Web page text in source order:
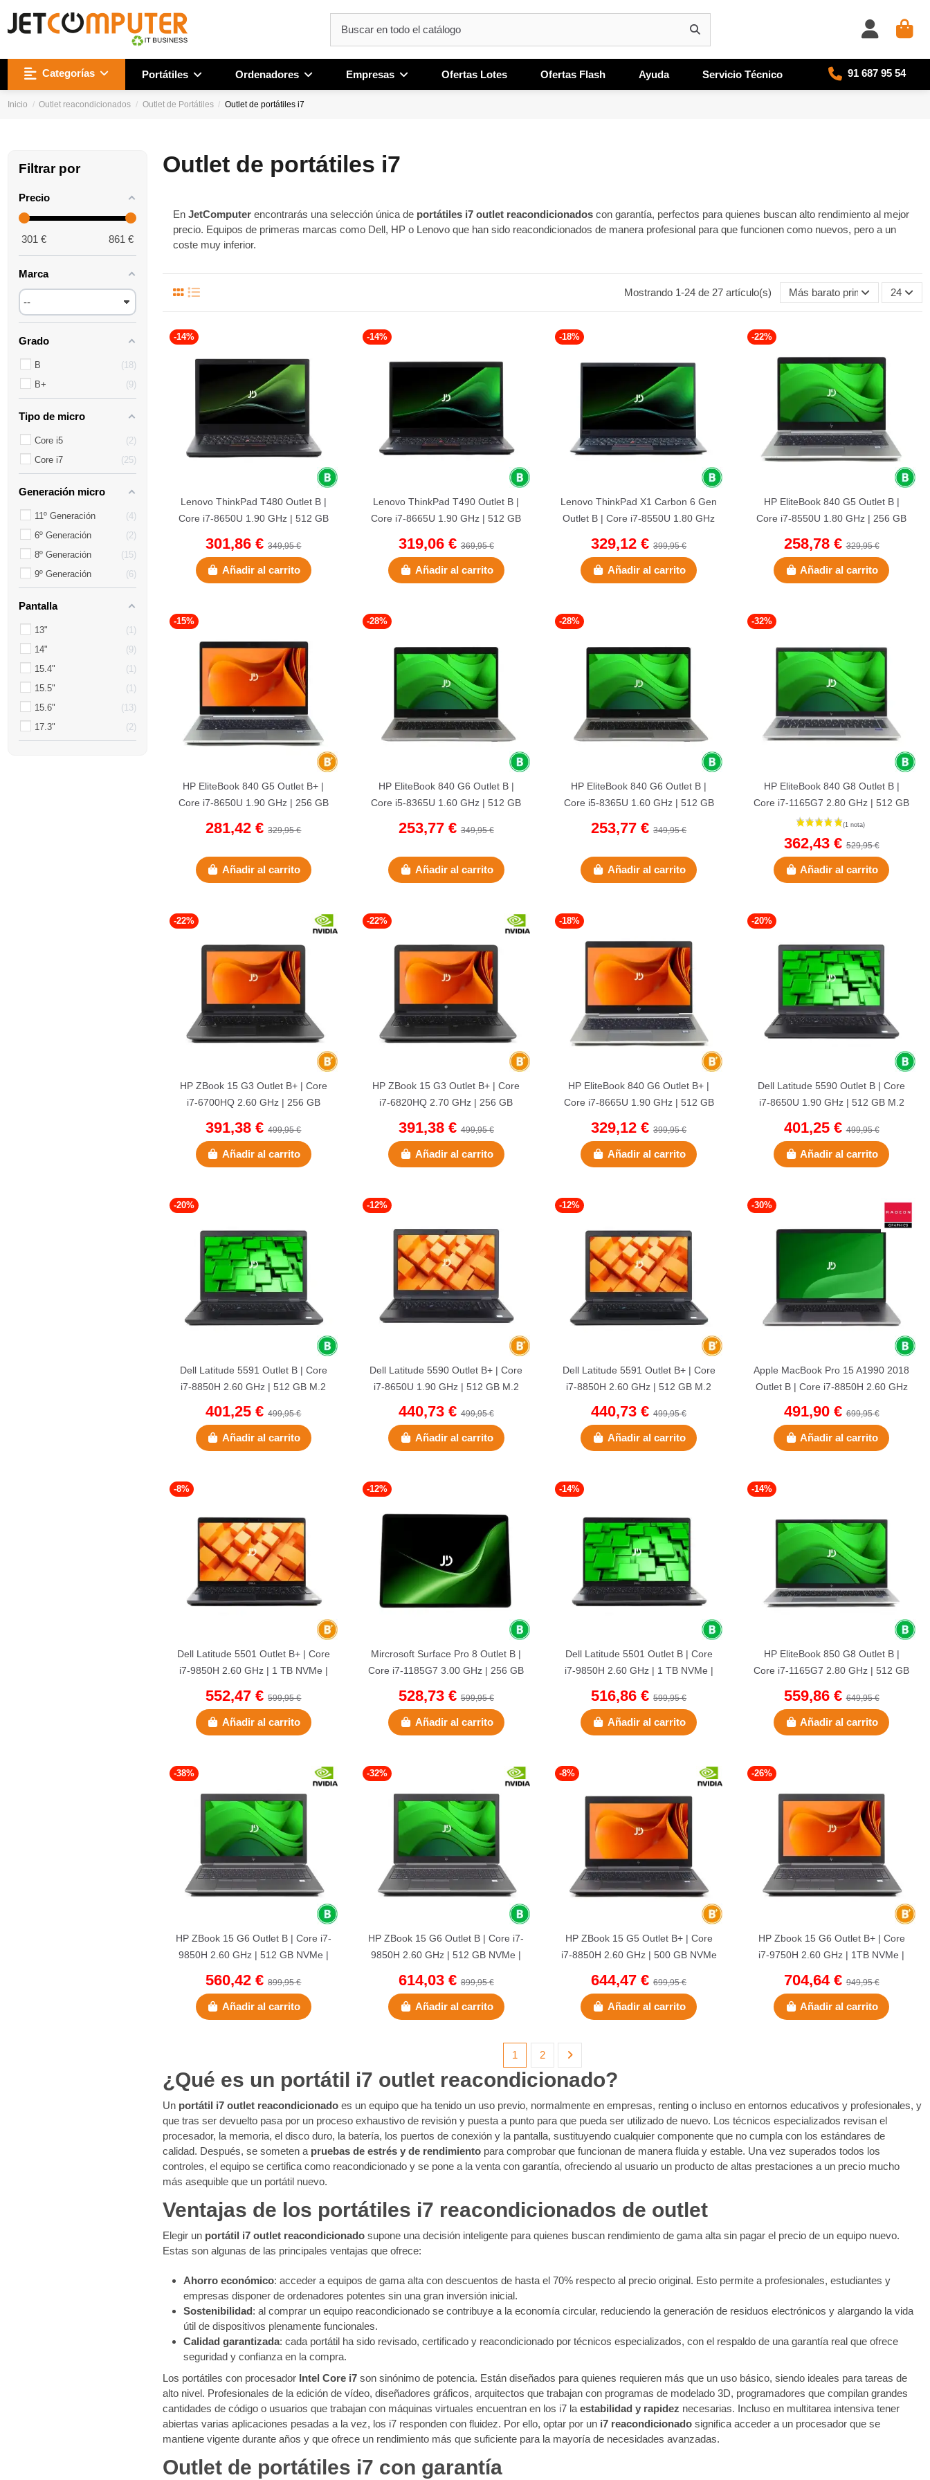
Categorías Portátiles Ordenadores Empresas Ofertas Lotes Ofertas Flash Ayuda Servicio Técnico 91 687 95 54
Inicio Outlet reacondicionados Outlet de Portátiles Outlet de portátiles i7
Outlet de portátiles i7
EnJetComputer encontrarás una selección única de portátiles i7 outlet reacondicionados con garantía, perfectos para quienes buscan alto rendimiento al mejor
precio. Equipos de primeras marcas como Dell, HP o Lenovo que han sido reacondicionados de manera profesional para que funcionen como nuevos, pero a un
coste muy inferior.
Mostrando 1-24 de 27 artículo(s) Más barato primero 24
-14%
Lenovo ThinkPad T480 Outlet B |
Core i7-8650U 1.90 GHz | 512 GB
301,86 €349,95 €
Añadir al carrito
-14%
Lenovo ThinkPad T490 Outlet B |
Core i7-8665U 1.90 GHz | 512 GB
319,06 €369,95 €
Añadir al carrito
-18%
Lenovo ThinkPad X1 Carbon 6 Gen
Outlet B | Core i7-8550U 1.80 GHz
329,12 €399,95 €
Añadir al carrito
-22%
HP EliteBook 840 G5 Outlet B |
Core i7-8550U 1.80 GHz | 256 GB
258,78 €329,95 €
Añadir al carrito
-15%
HP EliteBook 840 G5 Outlet B+ |
Core i7-8650U 1.90 GHz | 256 GB
281,42 €329,95 €
Añadir al carrito
-28%
HP EliteBook 840 G6 Outlet B |
Core i5-8365U 1.60 GHz | 512 GB
253,77 €349,95 €
Añadir al carrito
-28%
HP EliteBook 840 G6 Outlet B |
Core i5-8365U 1.60 GHz | 512 GB
253,77 €349,95 €
Añadir al carrito
-32%
HP EliteBook 840 G8 Outlet B |
Core i7-1165G7 2.80 GHz | 512 GB
NVMe | 16 GB DDR4 | 14"...
362,43 €529,95 €
Añadir al carrito
-22%
HP ZBook 15 G3 Outlet B+ | Core
i7-6700HQ 2.60 GHz | 256 GB
391,38 €499,95 €
Añadir al carrito
-22%
HP ZBook 15 G3 Outlet B+ | Core
i7-6820HQ 2.70 GHz | 256 GB
391,38 €499,95 €
Añadir al carrito
-18%
HP EliteBook 840 G6 Outlet B+ |
Core i7-8665U 1.90 GHz | 512 GB
329,12 €399,95 €
Añadir al carrito
-20%
Dell Latitude 5590 Outlet B | Core
i7-8650U 1.90 GHz | 512 GB M.2
401,25 €499,95 €
Añadir al carrito
-20%
Dell Latitude 5591 Outlet B | Core
i7-8850H 2.60 GHz | 512 GB M.2
401,25 €499,95 €
Añadir al carrito
-12%
Dell Latitude 5590 Outlet B+ | Core
i7-8650U 1.90 GHz | 512 GB M.2
440,73 €499,95 €
Añadir al carrito
-12%
Dell Latitude 5591 Outlet B+ | Core
i7-8850H 2.60 GHz | 512 GB M.2
440,73 €499,95 €
Añadir al carrito
-30%
Apple MacBook Pro 15 A1990 2018
Outlet B | Core i7-8850H 2.60 GHz
491,90 €699,95 €
Añadir al carrito
-8%
Dell Latitude 5501 Outlet B+ | Core
i7-9850H 2.60 GHz | 1 TB NVMe |
552,47 €599,95 €
Añadir al carrito
-12%
Mircrosoft Surface Pro 8 Outlet B |
Core i7-1185G7 3.00 GHz | 256 GB
528,73 €599,95 €
Añadir al carrito
-14%
Dell Latitude 5501 Outlet B | Core
i7-9850H 2.60 GHz | 1 TB NVMe |
516,86 €599,95 €
Añadir al carrito
-14%
HP EliteBook 850 G8 Outlet B |
Core i7-1165G7 2.80 GHz | 512 GB
559,86 €649,95 €
Añadir al carrito
-38%
HP ZBook 15 G6 Outlet B | Core i7-
9850H 2.60 GHz | 512 GB NVMe |
560,42 €899,95 €
Añadir al carrito
-32%
HP ZBook 15 G6 Outlet B | Core i7-
9850H 2.60 GHz | 512 GB NVMe |
614,03 €899,95 €
Añadir al carrito
-8%
HP ZBook 15 G5 Outlet B+ | Core
i7-8850H 2.60 GHz | 500 GB NVMe
644,47 €699,95 €
Añadir al carrito
-26%
HP Zbook 15 G6 Outlet B+ | Core
i7-9750H 2.60 GHz | 1TB NVMe |
704,64 €949,95 €
Añadir al carrito
1 2
¿Qué es un portátil i7 outlet reacondicionado?
Un portátil i7 outlet reacondicionado es un equipo que ha tenido un uso previo, normalmente en empresas, renting o incluso en entornos educativos y profesionales, y
que tras ser devuelto pasa por un proceso exhaustivo de revisión y puesta a punto para que pueda ser utilizado de nuevo. Los técnicos especializados revisan el
procesador, la memoria, el disco duro, la batería, los puertos de conexión y la pantalla, sustituyendo cualquier componente que no cumpla con los estándares de
calidad. Después, se someten a pruebas de estrés y de rendimiento para comprobar que funcionan de manera fluida y estable. Una vez superados todos los
controles, el equipo se certifica como reacondicionado y se pone a la venta con garantía, ofreciendo al usuario un producto de altas prestaciones a un precio mucho
más asequible que un portátil nuevo.
Ventajas de los portátiles i7 reacondicionados de outlet
Elegir un portátil i7 outlet reacondicionado supone una decisión inteligente para quienes buscan rendimiento de gama alta sin pagar el precio de un equipo nuevo.
Estas son algunas de las principales ventajas que ofrece:
Ahorro económico: acceder a equipos de gama alta con descuentos de hasta el 70% respecto al precio original. Esto permite a profesionales, estudiantes y
empresas disponer de ordenadores potentes sin una gran inversión inicial.
Sostenibilidad: al comprar un equipo reacondicionado se contribuye a la economía circular, reduciendo la generación de residuos electrónicos y alargando la vida
útil de dispositivos plenamente funcionales.
Calidad garantizada: cada portátil ha sido revisado, certificado y reacondicionado por técnicos especializados, con el respaldo de una garantía real que ofrece
seguridad y confianza en la compra.
Los portátiles con procesador Intel Core i7 son sinónimo de potencia. Están diseñados para quienes requieren más que un uso básico, siendo ideales para tareas de
alto nivel. Profesionales de la edición de vídeo, diseñadores gráficos, arquitectos que trabajan con programas de modelado 3D, programadores que compilan grandes
cantidades de código o usuarios que trabajan con máquinas virtuales encuentran en los i7 laestabilidad y rapidez necesarias. Incluso en multitarea intensiva tener
abiertas varias aplicaciones pesadas a la vez, los i7 responden con fluidez. Por ello, optar por un i7 reacondicionado significa acceder a un procesador que se
mantiene vigente durante años y que ofrece un rendimiento más que suficiente para la mayoría de necesidades avanzadas.
Outlet de portátiles i7 con garantía
Filtrar por
Precio
301 € 861 €
Marca
Grado
B
18
B+
9
Tipo de micro
Core i5
2
Core i7
25
Generación micro
11º Generación
4
6º Generación
2
8º Generación
15
9º Generación
6
Pantalla
13"
1
14"
9
15.4"
1
15.5"
1
15.6"
13
17.3"
2